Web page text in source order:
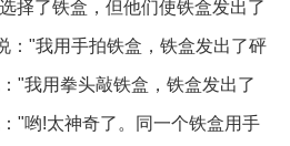
了铁盒，但他们使铁盒发出了
："我用手拍铁盒，铁盒发出了砰
"我用拳头敲铁盒，铁盒发出了
"哟!太神奇了。同一个铁盒用手